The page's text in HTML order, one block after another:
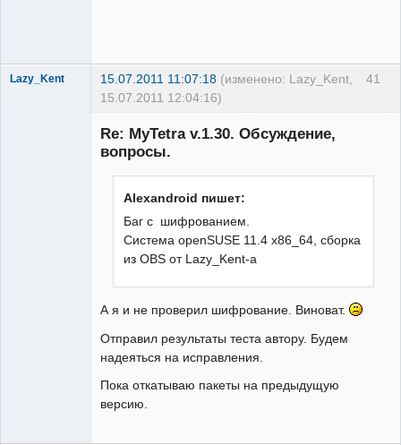
41
Lazy_Kent 15.07.2011 11:07:18 (изменено: Lazy_Kent,
15.07.2011 12:04:16)
Re: MyTetra v.1.30. Обсуждение,
вопросы.
Alexandroid пишет:
Баг с шифрованием.
Система openSUSE 11.4 x86_64, сборка
из OBS от Lazy_Kent-а
А я и не проверил шифрование. Виноват.
Отправил результаты теста автору. Будем
надеяться на исправления.
Пока откатываю пакеты на предыдущую
версию.